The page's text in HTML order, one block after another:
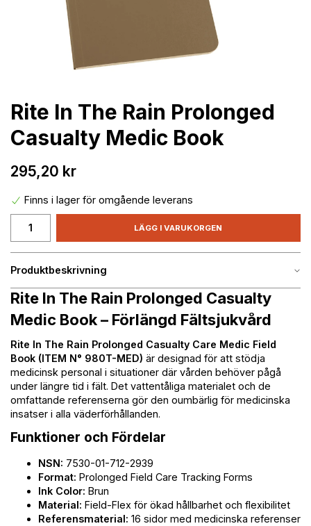
Rite In The Rain Prolonged
Casualty Medic Book
295,20 kr
Finns i lager för omgående leverans
LÄGG I VARUKORGEN
Produktbeskrivning
Rite In The Rain Prolonged Casualty
Medic Book – Förlängd Fältsjukvård
Rite In The Rain Prolonged Casualty Care Medic Field
Book (ITEM N° 980T-MED) är designad för att stödja
medicinsk personal i situationer där vården behöver pågå
under längre tid i fält. Det vattentåliga materialet och de
omfattande referenserna gör den oumbärlig för medicinska
insatser i alla väderförhållanden.
Funktioner och Fördelar
NSN: 7530-01-712-2939
Format: Prolonged Field Care Tracking Forms
Ink Color: Brun
Material: Field-Flex för ökad hållbarhet och flexibilitet
Referensmaterial: 16 sidor med medicinska referenser